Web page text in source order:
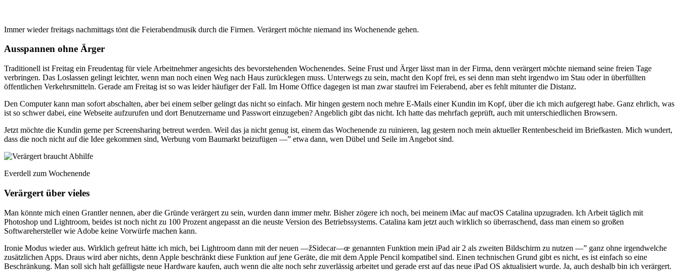
Immer wieder freitags nachmittags tönt die Feierabendmusik durch die Firmen. Verärgert möchte niemand ins Wochenende gehen.
Ausspannen ohne Ärger
Traditionell ist Freitag ein Freudentag für viele Arbeitnehmer angesichts des bevorstehenden Wochenendes. Seine Frust und Ärger lässt man in der Firma, denn verärgert möchte niemand seine freien Tage
verbringen. Das Loslassen gelingt leichter, wenn man noch einen Weg nach Haus zurücklegen muss. Unterwegs zu sein, macht den Kopf frei, es sei denn man steht irgendwo im Stau oder in überfüllten
öffentlichen Verkehrsmitteln. Gerade am Freitag ist so was leider häufiger der Fall. Im Home Office dagegen ist man zwar staufrei im Feierabend, aber es fehlt mitunter die Distanz.
Den Computer kann man sofort abschalten, aber bei einem selber gelingt das nicht so einfach. Mir hingen gestern noch mehre E-Mails einer Kundin im Kopf, über die ich mich aufgeregt habe. Ganz ehrlich, was
ist so schwer dabei, eine Webseite aufzurufen und dort Benutzername und Passwort einzugeben? Angeblich gibt das nicht. Ich hatte das mehrfach geprüft, auch mit unterschiedlichen Browsern.
Jetzt möchte die Kundin gerne per Screensharing betreut werden. Weil das ja nicht genug ist, einem das Wochenende zu ruinieren, lag gestern noch mein aktueller Rentenbescheid im Briefkasten. Mich wundert,
dass die noch nicht auf die Idee gekommen sind, Werbung vom Baumarkt beizufügen —” etwa dann, wen Dübel und Seile im Angebot sind.
Everdell zum Wochenende
Verärgert über vieles
Man könnte mich einen Grantler nennen, aber die Gründe verärgert zu sein, wurden dann immer mehr. Bisher zögere ich noch, bei meinem iMac auf macOS Catalina upzugraden. Ich Arbeit täglich mit
Photoshop und Lightroom, beides ist noch nicht zu 100 Prozent angepasst an die neuste Version des Betriebssystems. Catalina kam jetzt auch wirklich so überraschend, dass man einem so großen
Softwarehersteller wie Adobe keine Vorwürfe machen kann.
Ironie Modus wieder aus. Wirklich gefreut hätte ich mich, bei Lightroom dann mit der neuen —žSidecar—œ genannten Funktion mein iPad air 2 als zweiten Bildschirm zu nutzen —” ganz ohne irgendwelche
zusätzlichen Apps. Draus wird aber nichts, denn Apple beschränkt diese Funktion auf jene Geräte, die mit dem Apple Pencil kompatibel sind. Einen technischen Grund gibt es nicht, es ist einfach so eine
Beschränkung. Man soll sich halt gefälligste neue Hardware kaufen, auch wenn die alte noch sehr zuverlässig arbeitet und gerade erst auf das neue iPad OS aktualisiert wurde. Ja, auch deshalb bin ich verärgert.